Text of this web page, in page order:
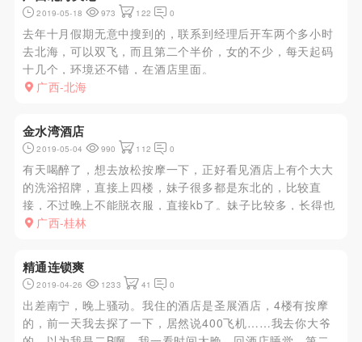
2019-05-18 973 122 0
去年十月假期无意中搜到的，联系到经理后开车两个多小时
去北海，可以双飞，而且第二个半价，女的不少，每天起码
十几个，环境还不错，在酒店里面。
广西-北海
金水湾酒店
2019-05-04 990 112 0
有天喝醉了，想去放松按摩一下，正好看见酒店上有个大大
的洗浴招牌，直接上四楼，妹子很多都是东北的，比较直
接，不过晚上不能脱衣服，直接kb了。妹子比较多，长得也
不错，听妹子介绍，下次来还可以打折
广西-桂林
精通连锁爽
2019-04-26 1233 41 0
出差南宁，晚上骚动。我住的酒店是圣展酒店，4楼有按摩
的，前一天我去探了一下，居然说400飞机……我去你大爷